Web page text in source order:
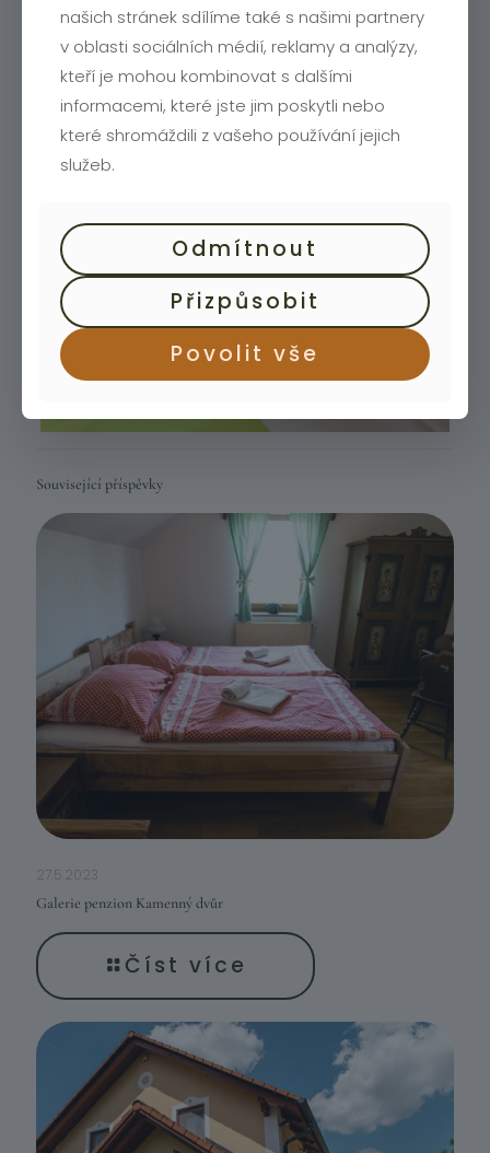
Související příspěvky
27.5.2023
Galerie penzion Kamenný dvůr
Číst více
našich stránek sdílíme také s našimi partnery
v oblasti sociálních médií, reklamy a analýzy,
kteří je mohou kombinovat s dalšími
informacemi, které jste jim poskytli nebo
které shromáždili z vašeho používání jejich
služeb.
Odmítnout
Přizpůsobit
Povolit vše